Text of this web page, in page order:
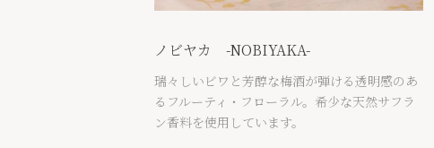
ノビヤカ -NOBIYAKA-
瑞々しいビワと芳醇な梅酒が弾ける透明感のあ
るフルーティ・フローラル。希少な天然サフラ
ン香料を使用しています。